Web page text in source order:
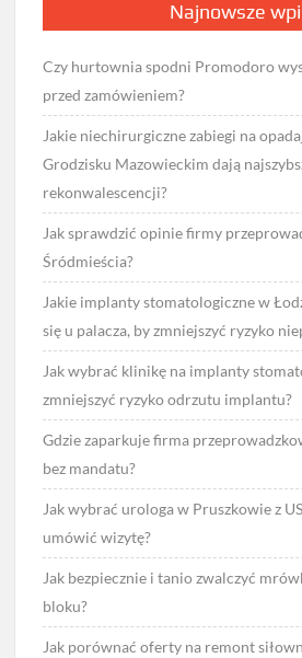
Najnowsze
Czy hurtownia spodni Promodoro
przed zamówieniem?
Jakie niechirurgiczne zabiegi na
Grodzisku Mazowieckim dają
rekonwalescencji?
Jak sprawdzić opinie firmy
Śródmieścia?
Jakie implanty stomatologiczne w
się u palacza, by zmniejszyć ryzyko
Jak wybrać klinikę na implanty
zmniejszyć ryzyko odrzutu implantu?
Gdzie zaparkuje firma
bez mandatu?
Jak wybrać urologa w Pruszkowie z
umówić wizytę?
Jak bezpiecznie i tanio zwalczyć
bloku?
Jak porównać oferty na remont